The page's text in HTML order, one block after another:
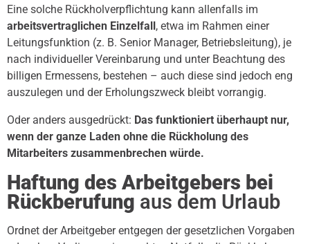
Eine solche Rückholverpflichtung kann allenfalls im
arbeitsvertraglichen Einzelfall, etwa im Rahmen einer
Leitungsfunktion (z. B. Senior Manager, Betriebsleitung), je
nach individueller Vereinbarung und unter Beachtung des
billigen Ermessens, bestehen – auch diese sind jedoch eng
auszulegen und der Erholungszweck bleibt vorrangig.
Oder anders ausgedrückt: Das funktioniert überhaupt nur,
wenn der ganze Laden ohne die Rückholung des
Mitarbeiters zusammenbrechen würde.
Haftung des Arbeitgebers bei
Rückberufung aus dem Urlaub
Ordnet der Arbeitgeber entgegen der gesetzlichen Vorgaben